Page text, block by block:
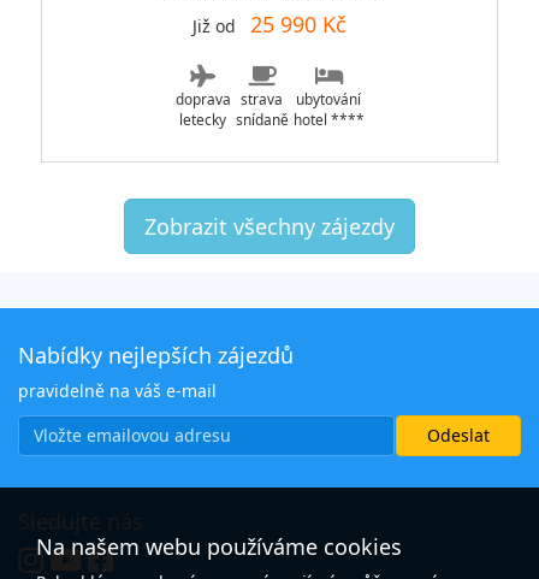
Již od 25 990 Kč
doprava
letecky
strava
snídaně
ubytování
hotel ****
Zobrazit všechny zájezdy
Nabídky nejlepších zájezdů
pravidelně na váš e-mail
Na našem webu používáme cookies